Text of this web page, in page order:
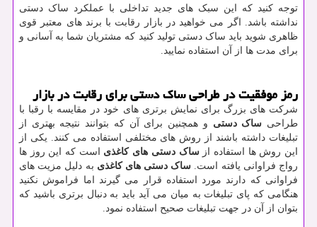
توجه کنید که این سبک های جدید تداخلی با عملکرد ساک دستی
نداشته باشد. اگر می خواهید در بازار رقابت با برند های معتبر قوی
ظاهری شوید باید ساک دستی تولید کنید که مشتریان شما به آسانی و
برای مدت ها از آن استفاده نمایید.
رمز موفقیت در طراحی ساک دستی برای رقابت در بازار
شرکت های بزرگ برای نمایش برتری های خود در مقایسه با رقبا با
طراحی ساک دستی و همچنین برای آن که بتوانند نتیجه بهتری از
تبلیغات داشته باشند از روش های مختلفی استفاده می کنند. یکی از
این روش ها استفاده ازساک دستی های کاغذی است که این روز ها
رواج فراوانی یافته است. ساک دستی های کاغذی به دلیل مزیت های
فراوانی که دارند مورد استفاده قرار می گیرند اما فراموش نکنید
هنگامی که پای تبلیغات به میان می آید باید به دنبال برتری باشید که
بتوان از آن در جهت تبلیغات صحیح استفاده نمود.